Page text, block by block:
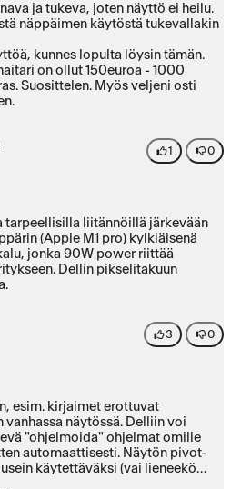
ja tukeva, joten näyttö ei heilu.
näppäimen käytöstä tukevallakin
kunnes lopulta löysin tämän.
on ollut 150euroa - 1000
Suosittelen. Myös veljeni osti
1 0
tarpeellisilla liitännöillä järkevään
(Apple M1 pro) kylkiäisenä
jonka 90W power riittää
Dellin pikselitakuun
3 0
esim. kirjaimet erottuvat
näytössä. Delliin voi
"ohjelmoida" ohjelmat omille
automaattisesti. Näytön pivot-
käytettäväksi (vai lieneekö